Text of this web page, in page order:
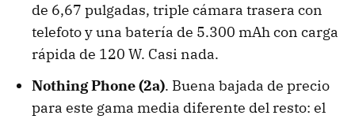
de 6,67 pulgadas, triple cámara trasera con
telefoto y una batería de 5.300 mAh con carga
rápida de 120 W. Casi nada.
Nothing Phone (2a). Buena bajada de precio
para este gama media diferente del resto: el